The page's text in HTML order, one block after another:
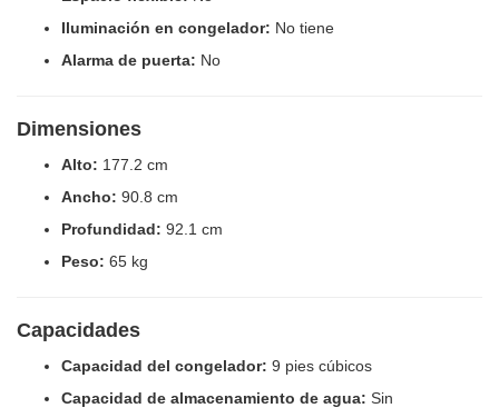
Iluminación en congelador: No tiene
Alarma de puerta: No
Dimensiones
Alto: 177.2 cm
Ancho: 90.8 cm
Profundidad: 92.1 cm
Peso: 65 kg
Capacidades
Capacidad del congelador: 9 pies cúbicos
Capacidad de almacenamiento de agua: Sin